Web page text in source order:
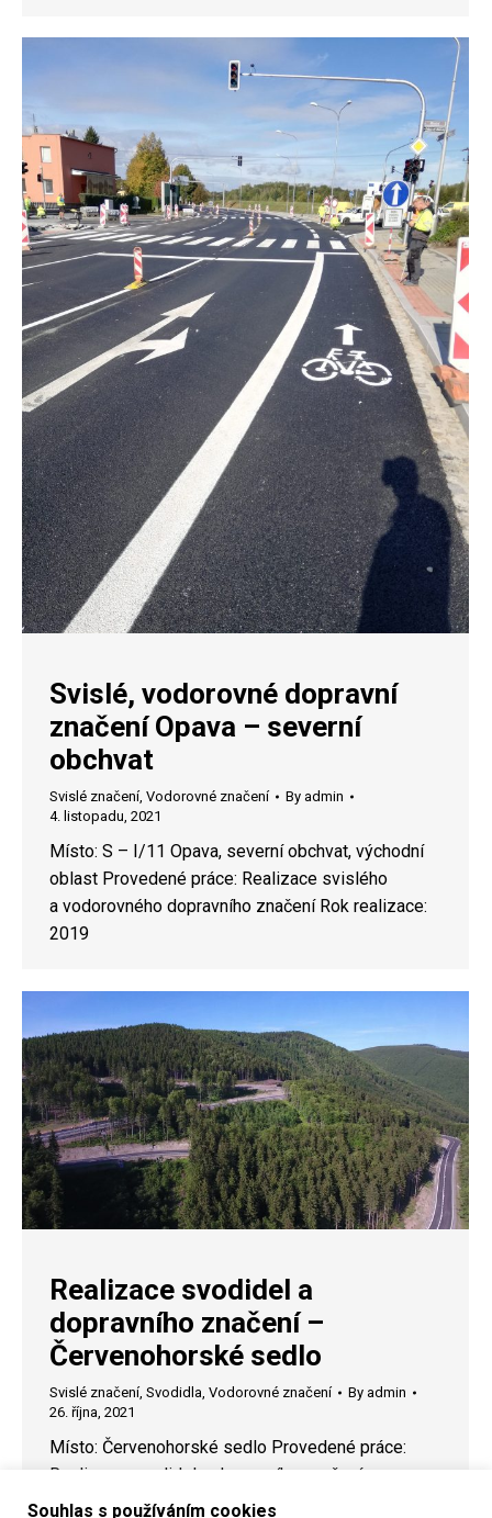
Svislé, vodorovné dopravní
značení Opava – severní
obchvat
Svislé značení, Vodorovné značení By admin
4. listopadu, 2021
Místo: S – I/11 Opava, severní obchvat, východní
oblast Provedené práce: Realizace svislého
a vodorovného dopravního značení Rok realizace:
2019
Realizace svodidel a
dopravního značení –
Červenohorské sedlo
Svislé značení, Svodidla Vodorovné značení By admin
26. října, 2021
Místo: Červenohorské sedlo Provedené práce:
Realizace svodidel a dopravního značení
Souhlas s používáním cookies